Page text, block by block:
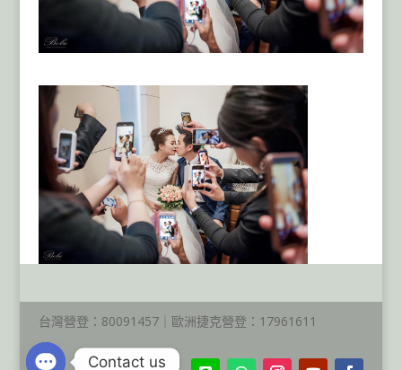
台灣營登：80091457｜歐洲捷克營登：17961611
Contact us